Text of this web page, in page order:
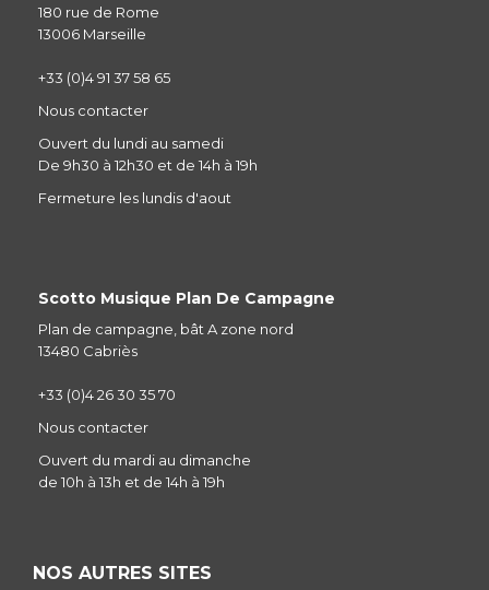
180 rue de Rome
13006 Marseille
+33 (0)4 91 37 58 65
Nous contacter
Ouvert du lundi au samedi
De 9h30 à 12h30 et de 14h à 19h
Fermeture les lundis d'aout
Scotto Musique Plan De Campagne
Plan de campagne, bât A zone nord
13480 Cabriès
+33 (0)4 26 30 35 70
Nous contacter
Ouvert du mardi au dimanche
de 10h à 13h et de 14h à 19h
NOS AUTRES SITES